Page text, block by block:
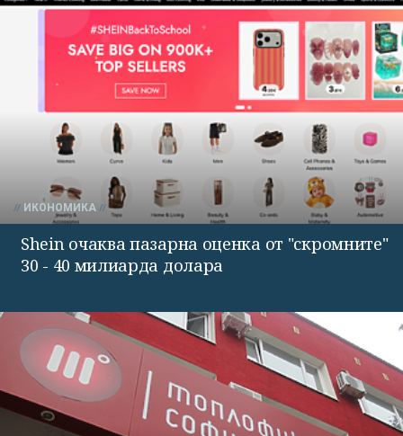
ИКОНОМИКА
Shein очаква пазарна оценка от "скромните"
30 - 40 милиарда долара